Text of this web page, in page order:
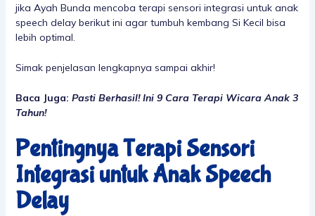
jika Ayah Bunda mencoba terapi sensori integrasi untuk anak
speech delayberikut ini agar tumbuh kembang Si Kecil bisa
lebih optimal.
Simak penjelasan lengkapnya sampai akhir!
Baca Juga: Pasti Berhasil! Ini 9 Cara Terapi Wicara Anak 3
Tahun!
PentingnyaTerapi Sensori
Integrasi untuk Anak Speech
Delay